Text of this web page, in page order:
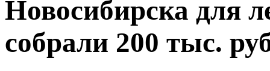
Новосибирска для
собрали 200 тыс.